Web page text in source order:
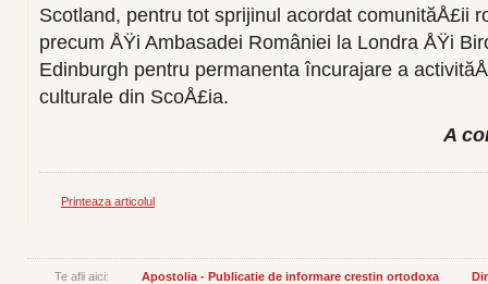
Scotland, pentru tot sprijinul acordat comunităÅ£ii
precum ÅŸi Ambasadei României la Londra ÅŸi
Edinburgh pentru permanenta încurajare a
culturale din ScoÅ£ia.
A
Printeaza articolul
Te afli aici: Apostolia - Publicatie de informare crestin ortodoxa